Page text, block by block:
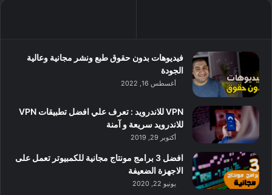
فيديوهات بدون حقوق طبع ونشر مجانية وعالية
الجودة
أغسطس 16, 2022
VPN للاندرويد : تعرف علي افضل تطبيقات VPN
للاندرويد سريعة و آمنة
أكتوبر 29, 2019
افضل 3 برامج مونتاج مجانية للكمبيوتر تعمل على
الاجهزة الضعيفة
يونيو 22, 2020